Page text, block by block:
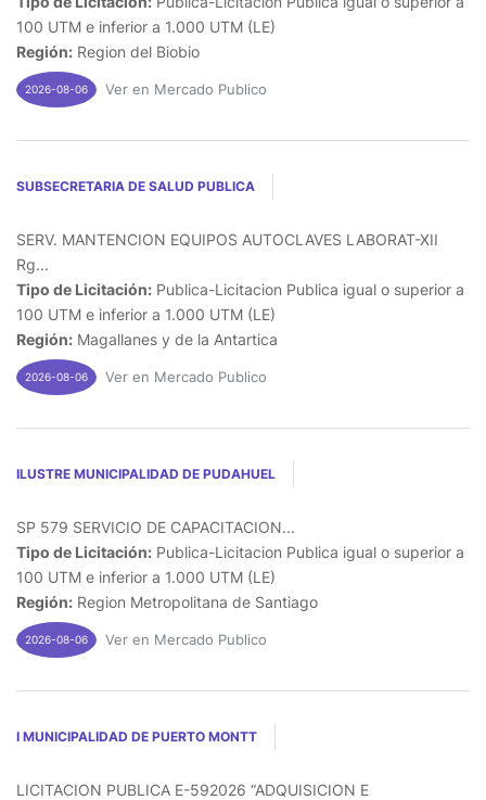
100 UTM e inferior a 1.000 UTM (LE)
Región: Region del Biobio
2026-08-06 Ver en Mercado Publico
SUBSECRETARIA DE SALUD PUBLICA
SERV. MANTENCION EQUIPOS AUTOCLAVES LABORAT-XII
Rg...
Tipo de Licitación: Publica-Licitacion Publica igual o superior a
100 UTM e inferior a 1.000 UTM (LE)
Región: Magallanes y de la Antartica
2026-08-06 Ver en Mercado Publico
ILUSTRE MUNICIPALIDAD DE PUDAHUEL
SP 579 SERVICIO DE CAPACITACION...
Tipo de Licitación: Publica-Licitacion Publica igual o superior a
100 UTM e inferior a 1.000 UTM (LE)
Región: Region Metropolitana de Santiago
2026-08-06 Ver en Mercado Publico
I MUNICIPALIDAD DE PUERTO MONTT
LICITACION PUBLICA E-592026 “ADQUISICION E